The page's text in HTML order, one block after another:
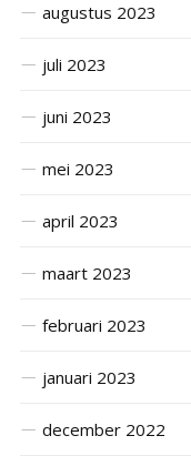
augustus 2023
juli 2023
juni 2023
mei 2023
april 2023
maart 2023
februari 2023
januari 2023
december 2022